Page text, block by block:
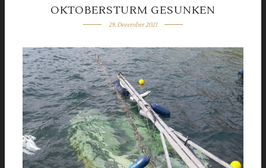
OKTOBERSTURM GESUNKEN
28. Dezember 2021